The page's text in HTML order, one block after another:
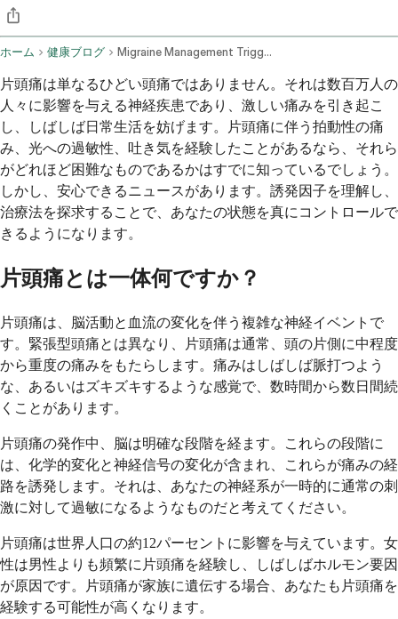
ホーム 健康ブログ Migraine Management Triggers Treatment And Lifestyle
片頭痛は単なるひどい頭痛ではありません。それは数百万人の
人々に影響を与える神経疾患であり、激しい痛みを引き起こ
し、しばしば日常生活を妨げます。片頭痛に伴う拍動性の痛
み、光への過敏性、吐き気を経験したことがあるなら、それら
がどれほど困難なものであるかはすでに知っているでしょう。
しかし、安心できるニュースがあります。誘発因子を理解し、
治療法を探求することで、あなたの状態を真にコントロールで
きるようになります。
片頭痛とは一体何ですか？
片頭痛は、脳活動と血流の変化を伴う複雑な神経イベントで
す。緊張型頭痛とは異なり、片頭痛は通常、頭の片側に中程度
から重度の痛みをもたらします。痛みはしばしば脈打つよう
な、あるいはズキズキするような感覚で、数時間から数日間続
くことがあります。
片頭痛の発作中、脳は明確な段階を経ます。これらの段階に
は、化学的変化と神経信号の変化が含まれ、これらが痛みの経
路を誘発します。それは、あなたの神経系が一時的に通常の刺
激に対して過敏になるようなものだと考えてください。
片頭痛は世界人口の約12パーセントに影響を与えています。女
性は男性よりも頻繁に片頭痛を経験し、しばしばホルモン要因
が原因です。片頭痛が家族に遺伝する場合、あなたも片頭痛を
経験する可能性が高くなります。